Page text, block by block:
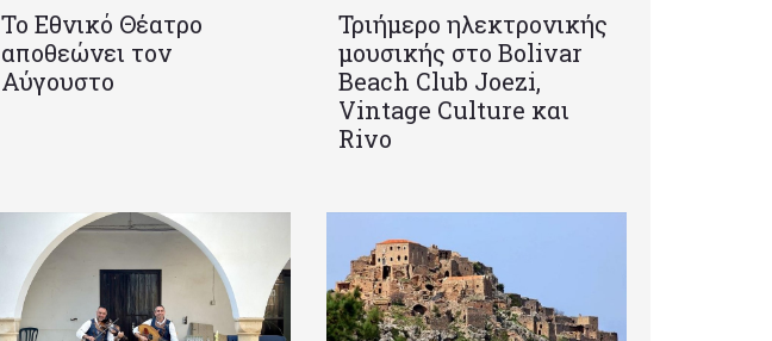
Το Εθνικό Θέατρο
αποθεώνει τον
Αύγουστο
Τριήμερο ηλεκτρονικής
μουσικής στο Bolivar
Beach Club Joezi,
Vintage Culture και
Rivo